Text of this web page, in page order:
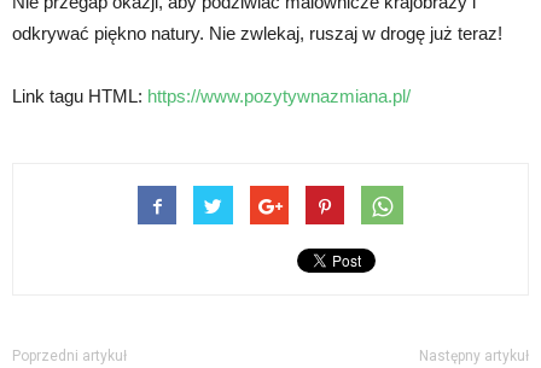
odkrywać piękno natury. Nie zwlekaj, ruszaj w drogę już teraz!
Link tagu HTML: https://www.pozytywnazmiana.pl/
Poprzedni artykuł Następny artykuł